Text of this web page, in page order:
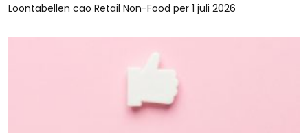
Loontabellen cao Retail Non-Food per 1 juli 2026